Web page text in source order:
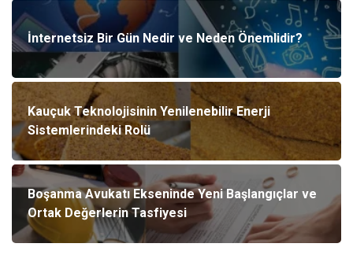
İnternetsiz Bir Gün Nedir ve Neden Önemlidir?
Kauçuk Teknolojisinin Yenilenebilir Enerji
Sistemlerindeki Rolü
Boşanma Avukatı Ekseninde Yeni Başlangıçlar ve
Ortak Değerlerin Tasfiyesi